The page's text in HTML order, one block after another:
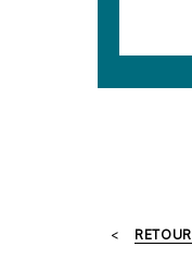
RETOUR